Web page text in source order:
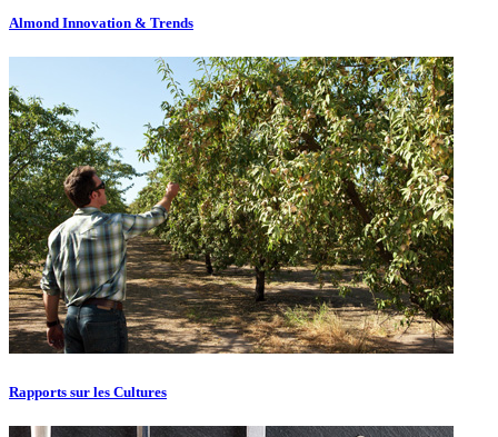
Almond Innovation & Trends
Rapports sur les Cultures